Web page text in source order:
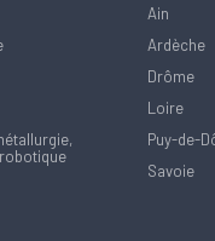
Ain
Ardèche
Drôme
Loire
Puy-de-
Savoie